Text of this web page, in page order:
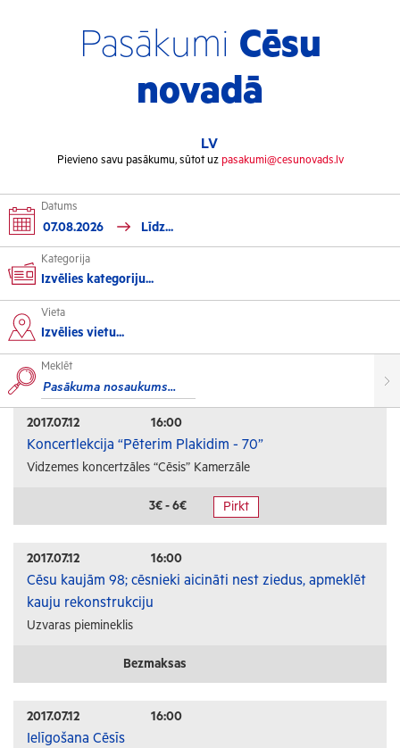
Pasākumi Cēsu
novadā
LV
Pievieno savu pasākumu, sūtot uz pasakumi@cesunovads.lv
Datums
Kategorija
Izvēlies kategoriju...
Kultūra
Izstādes
Koncerti
Izrādes
Festivāli un svētki
Kino
Citi pasākumi
Sports
Florbols
Slēpošana
Izglītība
Vieta
Izvēlies vietu...
Meklēt
2017.07.12 16:00
Koncertlekcija “Pēterim Plakidim - 70”
Vidzemes koncertzāles “Cēsis” Kamerzāle
3€ - 6€ Pirkt
2017.07.12 16:00
Cēsu kaujām 98; cēsnieki aicināti nest ziedus, apmeklēt
kauju rekonstrukciju
Uzvaras piemineklis
Bezmaksas
2017.07.12 16:00
Ielīgošana Cēsīs